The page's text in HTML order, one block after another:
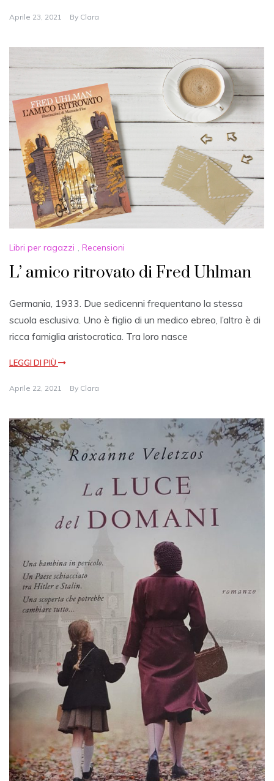
Aprile 23, 2021 By Clara
Libri per ragazzi , Recensioni
L’ amico ritrovato di Fred Uhlman
Germania, 1933. Due sedicenni frequentano la stessa
scuola esclusiva. Uno è figlio di un medico ebreo, l’altro è di
ricca famiglia aristocratica. Tra loro nasce
LEGGI DI PIÙ
Aprile 22, 2021 By Clara